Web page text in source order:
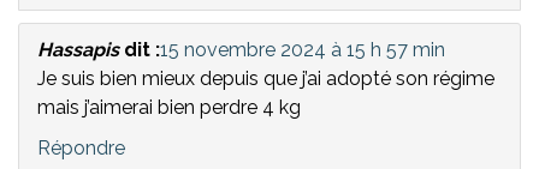
Hassapis dit :15 novembre 2024 à 15 h 57 min
Je suis bien mieux depuis que j’ai adopté son régime
mais j’aimerai bien perdre 4 kg
Répondre